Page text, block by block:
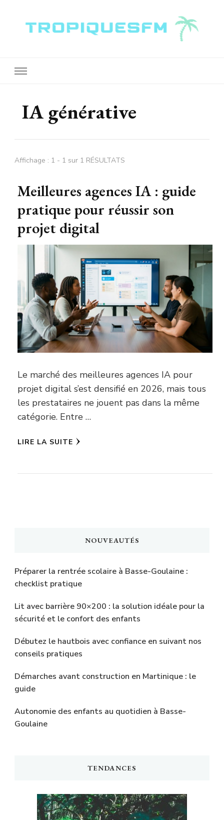
IA générative
Affichage : 1 - 1 sur 1 RÉSULTATS
Meilleures agences IA : guide
pratique pour réussir son
projet digital
Le marché des meilleures agences IA pour
projet digital s’est densifié en 2026, mais tous
les prestataires ne jouent pas dans la même
catégorie. Entre …
LIRE LA SUITE
NOUVEAUTÉS
Préparer la rentrée scolaire à Basse-Goulaine :
checklist pratique
Lit avec barrière 90×200 : la solution idéale pour la
sécurité et le confort des enfants
Débutez le hautbois avec confiance en suivant nos
conseils pratiques
Démarches avant construction en Martinique : le
guide
Autonomie des enfants au quotidien à Basse-
Goulaine
TENDANCES